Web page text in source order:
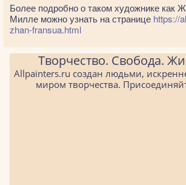
Более подробно о таком художнике как
Милле можно узнать на странице https://
zhan-fransua.html
Творчество. Свобода.
Allpainters.ru создан людьми,
миром творчества.